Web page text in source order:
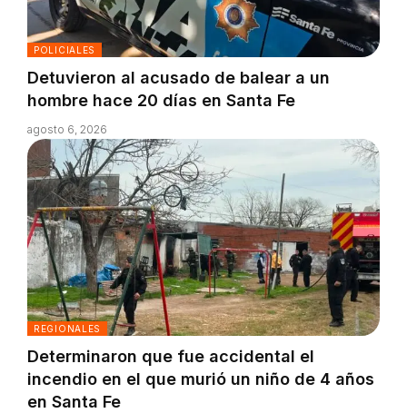
POLICIALES
Detuvieron al acusado de balear a un
hombre hace 20 días en Santa Fe
agosto 6, 2026
REGIONALES
Determinaron que fue accidental el
incendio en el que murió un niño de 4 años
en Santa Fe